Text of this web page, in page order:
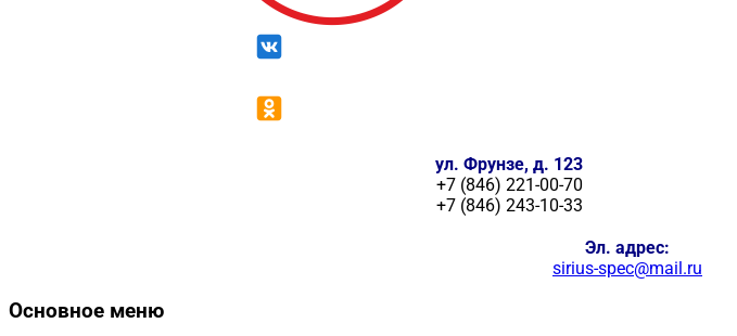
ул. Фрунзе, д. 123
+7 (846) 221-00-70
+7 (846) 243-10-33
Эл. адрес:
sirius-spec@mail.ru
Основное меню